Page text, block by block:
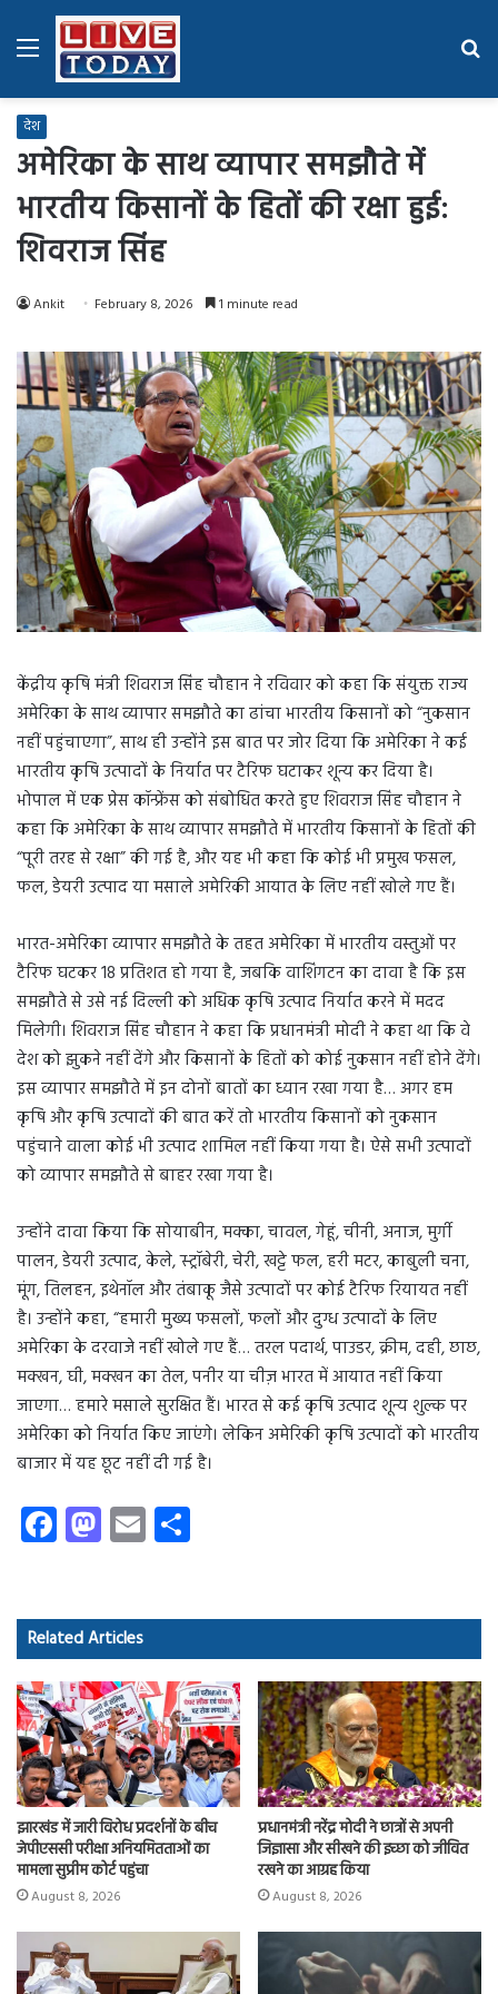
Menu
देश
अमेरिका के साथ व्यापार समझौते में
भारतीय किसानों के हितों की रक्षा हुई:
शिवराज सिंह
Ankit February 8, 2026 1 minute read
केंद्रीय कृषि मंत्री शिवराज सिंह चौहान ने रविवार को कहा कि संयुक्त राज्य
अमेरिका के साथ व्यापार समझौते का ढांचा भारतीय किसानों को “नुकसान
नहीं पहुंचाएगा”, साथ ही उन्होंने इस बात पर जोर दिया कि अमेरिका ने कई
भारतीय कृषि उत्पादों के निर्यात पर टैरिफ घटाकर शून्य कर दिया है।
भोपाल में एक प्रेस कॉन्फ्रेंस को संबोधित करते हुए शिवराज सिंह चौहान ने
कहा कि अमेरिका के साथ व्यापार समझौते में भारतीय किसानों के हितों की
“पूरी तरह से रक्षा” की गई है, और यह भी कहा कि कोई भी प्रमुख फसल,
फल, डेयरी उत्पाद या मसाले अमेरिकी आयात के लिए नहीं खोले गए हैं।
भारत-अमेरिका व्यापार समझौते के तहत अमेरिका में भारतीय वस्तुओं पर
टैरिफ घटकर 18 प्रतिशत हो गया है, जबकि वाशिंगटन का दावा है कि इस
समझौते से उसे नई दिल्ली को अधिक कृषि उत्पाद निर्यात करने में मदद
मिलेगी। शिवराज सिंह चौहान ने कहा कि प्रधानमंत्री मोदी ने कहा था कि वे
देश को झुकने नहीं देंगे और किसानों के हितों को कोई नुकसान नहीं होने देंगे।
इस व्यापार समझौते में इन दोनों बातों का ध्यान रखा गया है… अगर हम
कृषि और कृषि उत्पादों की बात करें तो भारतीय किसानों को नुकसान
पहुंचाने वाला कोई भी उत्पाद शामिल नहीं किया गया है। ऐसे सभी उत्पादों
को व्यापार समझौते से बाहर रखा गया है।
उन्होंने दावा किया कि सोयाबीन, मक्का, चावल, गेहूं, चीनी, अनाज, मुर्गी
पालन, डेयरी उत्पाद, केले, स्ट्रॉबेरी, चेरी, खट्टे फल, हरी मटर, काबुली चना,
मूंग, तिलहन, इथेनॉल और तंबाकू जैसे उत्पादों पर कोई टैरिफ रियायत नहीं
है। उन्होंने कहा, “हमारी मुख्य फसलों, फलों और दुग्ध उत्पादों के लिए
अमेरिका के दरवाजे नहीं खोले गए हैं… तरल पदार्थ, पाउडर, क्रीम, दही, छाछ,
मक्खन, घी, मक्खन का तेल, पनीर या चीज़ भारत में आयात नहीं किया
जाएगा… हमारे मसाले सुरक्षित हैं। भारत से कई कृषि उत्पाद शून्य शुल्क पर
अमेरिका को निर्यात किए जाएंगे। लेकिन अमेरिकी कृषि उत्पादों को भारतीय
बाजार में यह छूट नहीं दी गई है।
Fa
ce
o
ok
M
as
d
o
n
E
m
Related Articles
झारखंड में जारी विरोध प्रदर्शनों के बीच
जेपीएससी परीक्षा अनियमितताओं का
मामला सुप्रीम कोर्ट पहुंचा
August 8, 2026
प्रधानमंत्री नरेंद्र मोदी ने छात्रों से अपनी
जिज्ञासा और सीखने की इच्छा को जीवित
रखने का आग्रह किया
August 8, 2026